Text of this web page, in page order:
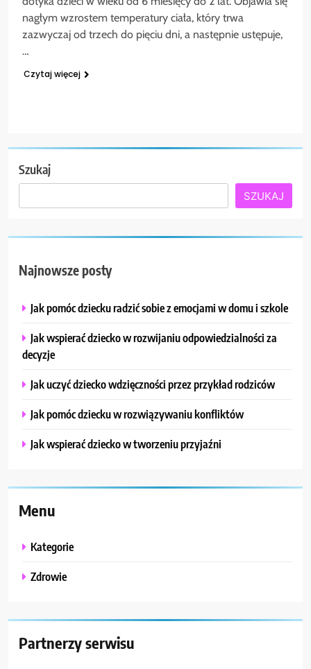
nagłym wzrostem temperatury ciała, który trwa
zazwyczaj od trzech do pięciu dni, a następnie ustępuje,
…
Czytaj więcej
Szukaj
SZUKAJ
Najnowsze posty
Jak pomóc dziecku radzić sobie z emocjami w domu i szkole
Jak wspierać dziecko w rozwijaniu odpowiedzialności za
decyzje
Jak uczyć dziecko wdzięczności przez przykład rodziców
Jak pomóc dziecku w rozwiązywaniu konfliktów
Jak wspierać dziecko w tworzeniu przyjaźni
Menu
Kategorie
Zdrowie
Partnerzy serwisu